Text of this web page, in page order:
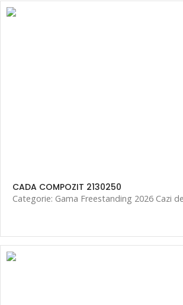
CADA COMPOZIT 2130250
Categorie: Gama Freestanding 2026 Cazi